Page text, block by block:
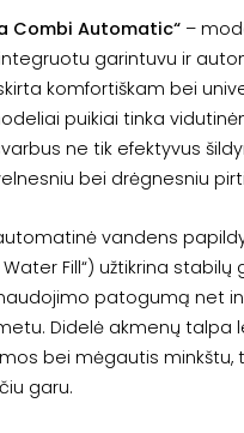
Combi Automatic“ –
garintuvu ir
komfortiškam bei
puikiai tinka
ne tik efektyvus
bei drėgnesniu
vandens
Fill“) užtikrina
patogumą net
Didelė akmenų talpa
bei mėgautis minkštu,
garu.